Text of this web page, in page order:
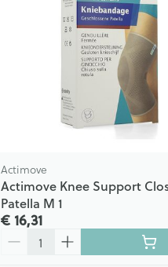
Actimove
Actimove Knee Support
Patella M 1
€ 16,31